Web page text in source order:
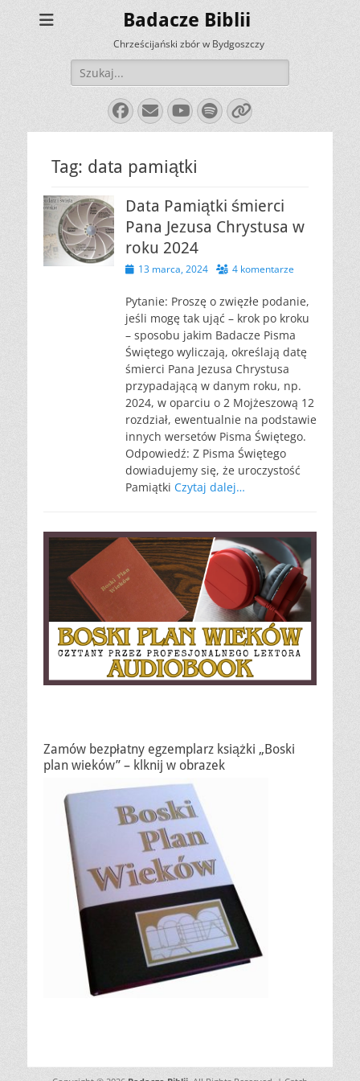
Badacze Biblii
Chrześcijański zbór w Bydgoszczy
Szukaj:
Facebook
E-
mail
YouTube
Spotify
Link
Tag: data pamiątki
Data Pamiątki śmierci
Pana Jezusa Chrystusa w
roku 2024
Opublikowano
13 marca, 2024 4 komentarze
Pytanie: Proszę o zwięzłe podanie,
jeśli mogę tak ująć – krok po kroku
– sposobu jakim Badacze Pisma
Świętego wyliczają, określają datę
śmierci Pana Jezusa Chrystusa
przypadającą w danym roku, np.
2024, w oparciu o 2 Mojżeszową 12
rozdział, ewentualnie na podstawie
innych wersetów Pisma Świętego.
Odpowiedź: Z Pisma Świętego
dowiadujemy się, że uroczystość
Pamiątki Czytaj dalej…
Zamów bezpłatny egzemplarz książki „Boski
plan wieków” – klknij w obrazek